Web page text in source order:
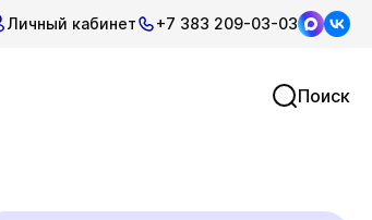
Личный кабинет +7 383 209-03-03
Поиск